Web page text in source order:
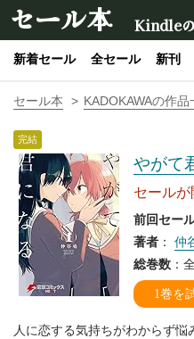
セール本 Kindle
新着セール 全セール 新刊
セール本 KADOKAWAの作品
完結
やがて
セール
前回セー
著者 ： 仲
総巻数 ：
1巻を
人に恋する気持ちがわからず